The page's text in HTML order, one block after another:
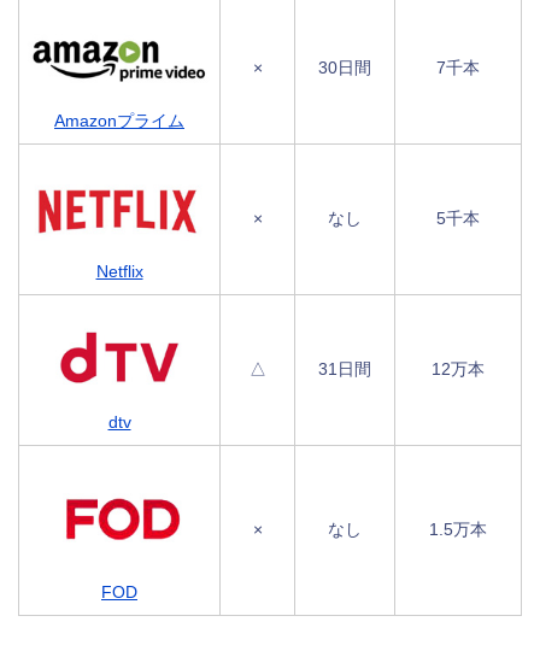
Amazonプライム
× 30日間 7千本
Netflix
× なし 5千本
dtv
△ 31日間 12万本
FOD
× なし 1.5万本